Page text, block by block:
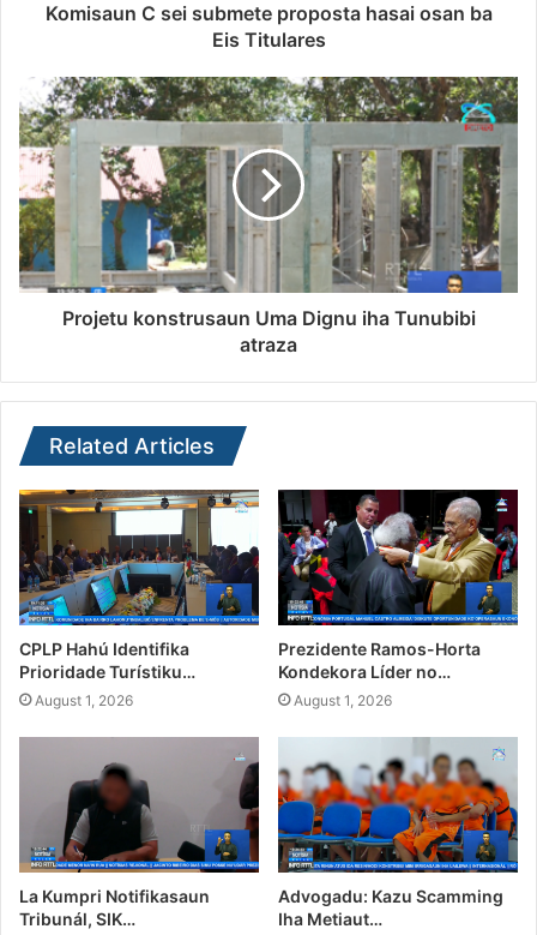
Komisaun C sei submete proposta hasai osan ba
Eis Titulares
Projetu konstrusaun Uma Dignu iha Tunubibi
atraza
Related Articles
CPLP Hahú Identifika
Prioridade Turístiku…
August 1, 2026
Prezidente Ramos-Horta
Kondekora Líder no…
August 1, 2026
La Kumpri Notifikasaun
Tribunál, SIK…
Advogadu: Kazu Scamming
Iha Metiaut…